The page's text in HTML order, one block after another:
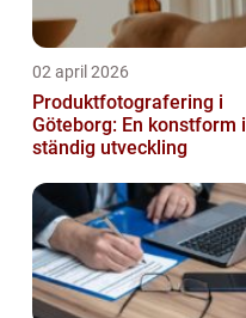
02 april 2026
Produktfotografering i
Göteborg: En konstform i
ständig utveckling